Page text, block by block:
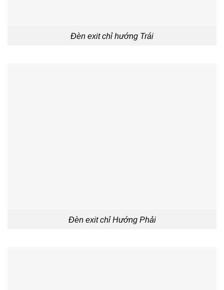
Đèn exit chỉ hướng Trái
Đèn exit chỉ Hướng Phải